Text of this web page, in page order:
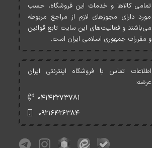
تمامی کالاها و خدمات اين فروشگاه، حسب
مورد دارای مجوزهای لازم از مراجع مربوطه
می‌باشند و فعاليت‌های اين سايت تابع قوانين
و مقررات جمهوری اسلامی ايران است.
اطلاعات تماس با فروشگاه اینترنتی ایران
عرضه:
۰۴۱۴۲۲۷۳۷۸۱
۰۹۲۱۶۴۲۶۳۸۴